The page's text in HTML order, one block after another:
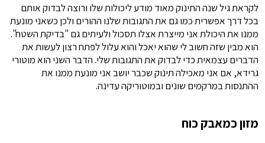
לקראת גיל שנה התינוק מאוד מודע ליכולות שלו ורוצה לבדוק אותם
בכל דרך אפשרית כמו גם את התגובות שלנו ההורים ולכן כשאני מונעת
ממנו את היכולת אני מייצרת אצלו תסכול ולעיתים גם "בדיקת השטח".
הוא מבין שזה חשוב לי שהוא יאכל והוא עלול לפתח רצון לעשות את
הדברים עצמאית כדי לבדוק את התגובות שלי. הדבר השני הוא מוטורי
גרידא, אם אני מאכילה תינוק שכבר יושב אני מונעת ממנו את
ההתנסות במרקמים שונים ובמוטוריקה עדינה.
מזון כמאבק כוח